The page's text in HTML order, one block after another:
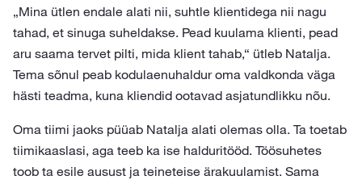
„Mina ütlen endale alati nii, suhtle klientidega nii nagu
tahad, et sinuga suheldakse. Pead kuulama klienti, pead
aru saama tervet pilti, mida klient tahab,“ ütleb Natalja.
Tema sõnul peab kodulaenuhaldur oma valdkonda väga
hästi teadma, kuna kliendid ootavad asjatundlikku nõu.
Oma tiimi jaoks püüab Natalja alati olemas olla. Ta toetab
tiimikaaslasi, aga teeb ka ise halduritööd. Töösuhetes
toob ta esile ausust ja teineteise ärakuulamist. Sama